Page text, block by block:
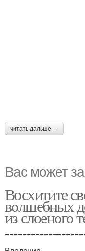
читать дальше →
Вас может
Восхитите
волшебных
из слоеного